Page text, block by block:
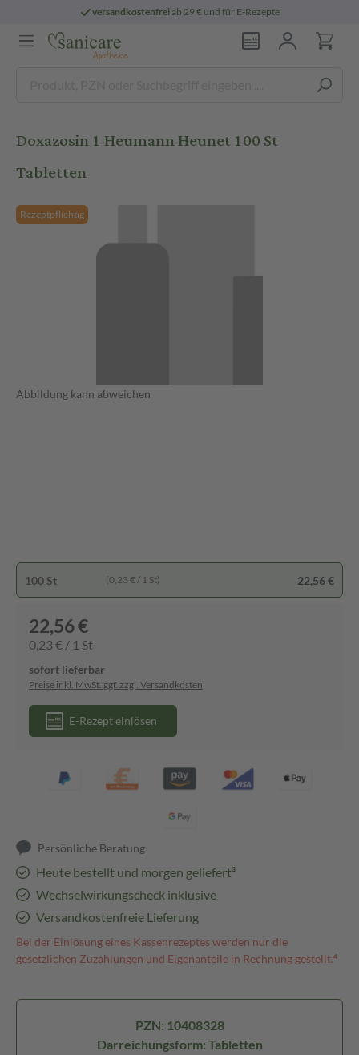
versandkostenfreiab 29 € und für E-Rezepte
Doxazosin 1 Heumann Heunet 100 St
Tabletten
Rezeptpflichtig
Abbildung kann abweichen
100 St (0,23 € / 1 St) 22,56 €
22,56 €
0,23 € / 1 St
sofort lieferbar
Preise inkl. MwSt. ggf. zzgl. Versandkosten
E-Rezept einlösen
Persönliche Beratung
Heute bestellt und morgen geliefert³
Wechselwirkungscheck inklusive
Versandkostenfreie Lieferung
Bei der Einlösung eines Kassenrezeptes werden nur die
gesetzlichen Zuzahlungen und Eigenanteile in Rechnung gestellt.⁴
PZN: 10408328
Darreichungsform: Tabletten